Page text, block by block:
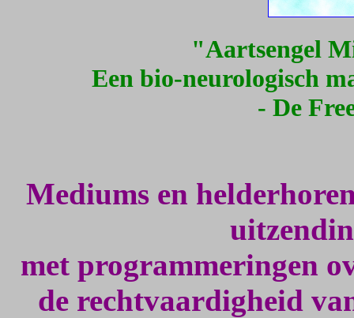
"Aartsengel
Een bio-neurologisch
- De
Mediums en
met programmeringen
de rechtvaardigheid